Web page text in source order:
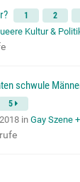
1 2
Kultur &
schwule
5
in Gay Szene